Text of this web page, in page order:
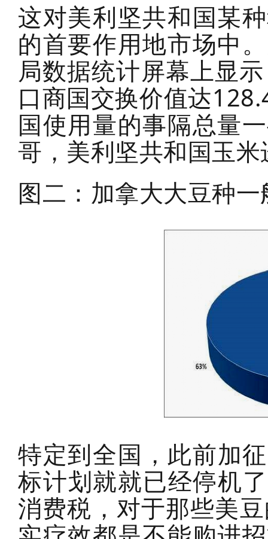
这对美利坚共和国某
的首要作用地市场中
局数据统计屏幕上显
口商国交换价值达
国使用量的事隔总量
哥，美利坚共和国玉
图二：加拿大大豆种
特定到全国，此前加
标计划就就已经停机
消费税，对于那些美